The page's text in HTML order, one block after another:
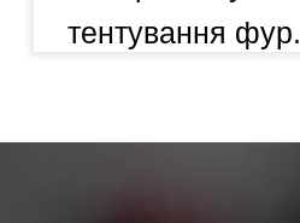
брендування. Пишіть та
телефонуйте нам, будемо